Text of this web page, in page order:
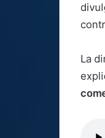
La